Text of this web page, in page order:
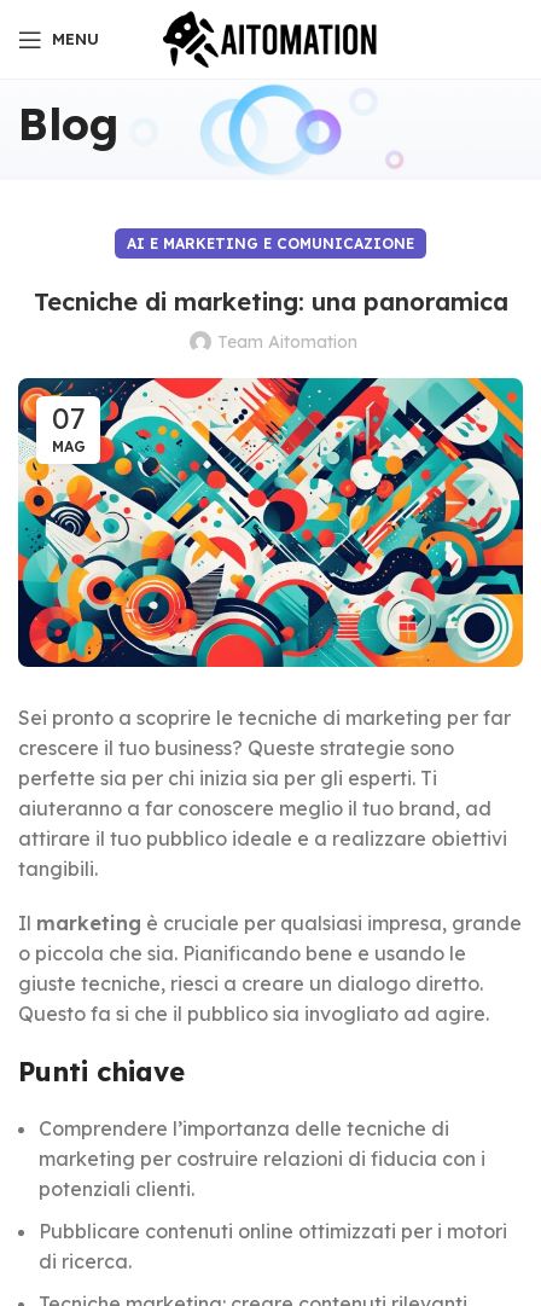
MENU
Blog
AI E MARKETING E COMUNICAZIONE
Tecniche di marketing: una panoramica
Team Aitomation
07
MAG
Sei pronto a scoprire le tecniche di marketing per far
crescere il tuo business? Queste strategie sono
perfette sia per chi inizia sia per gli esperti. Ti
aiuteranno a far conoscere meglio il tuo brand, ad
attirare il tuo pubblico ideale e a realizzare obiettivi
tangibili.
Il marketing è cruciale per qualsiasi impresa, grande
o piccola che sia. Pianificando bene e usando le
giuste tecniche, riesci a creare un dialogo diretto.
Questo fa si che il pubblico sia invogliato ad agire.
Punti chiave
Comprendere l’importanza delle tecniche di
marketing per costruire relazioni di fiducia con i
potenziali clienti.
Pubblicare contenuti online ottimizzati per i motori
di ricerca.